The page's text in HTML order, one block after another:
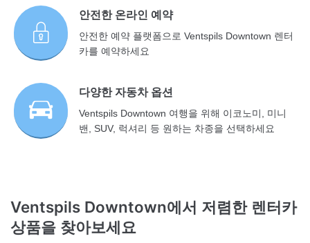
안전한 온라인 예약
안전한 예약 플랫폼으로 Ventspils Downtown 렌터
카를 예약하세요
다양한 자동차 옵션
Ventspils Downtown 여행을 위해 이코노미, 미니
밴, SUV, 럭셔리 등 원하는 차종을 선택하세요
Ventspils Downtown에서 저렴한 렌터카
상품을 찾아보세요